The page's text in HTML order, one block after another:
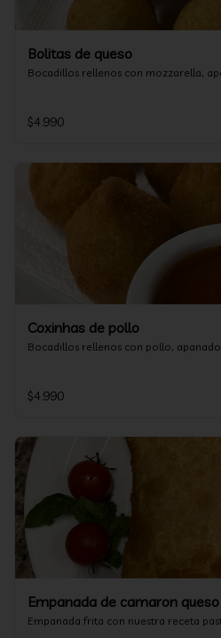
Bolitas de queso
Bocadillos rellenos con mozzarella,
$4.990
Coxinhas de pollo
Bocadillos rellenos con pollo,
$4.990
Empanada de camaron queso
Empanada frita con nuestra receta